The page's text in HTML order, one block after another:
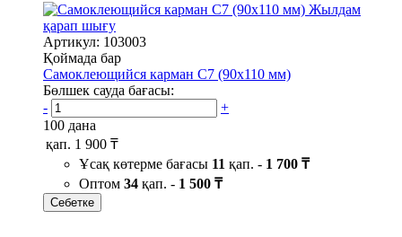
Жылдам
қарап шығу
Артикул: 103003
Қоймада бар
Самоклеющийся карман C7 (90х110 мм)
Бөлшек сауда бағасы:
-
+
100 дана
қап. 1 900 ₸
Ұсақ көтерме бағасы 11 қап. - 1 700 ₸
Оптом 34 қап. - 1 500 ₸
Себетке